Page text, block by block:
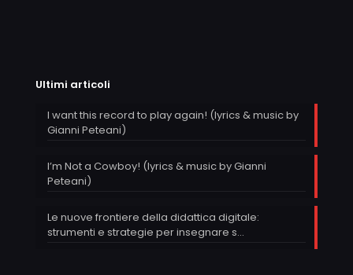
Ultimi articoli
I want this record to play again! (lyrics & music by
Gianni Peteani)
I’m Not a Cowboy! (lyrics & music by Gianni
Peteani)
Le nuove frontiere della didattica digitale:
strumenti e strategie per insegnare s…